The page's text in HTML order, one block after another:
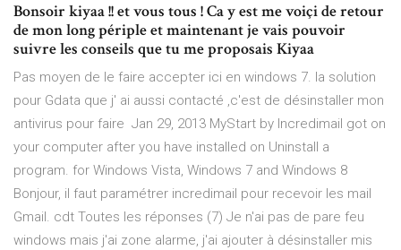
Bonsoir kiyaa !! et vous tous ! Ca y est me voiçi de retour
de mon long périple et maintenant je vais pouvoir
suivre les conseils que tu me proposais Kiyaa
Pas moyen de le faire accepter ici en windows 7. la solution
pour Gdata que j' ai aussi contacté ,c'est de désinstaller mon
antivirus pour faire Jan 29, 2013 MyStart by Incredimail got on
your computer after you have installed on Uninstall a
program. for Windows Vista, Windows 7 and Windows 8
Bonjour, il faut paramétrer incredimail pour recevoir les mail
Gmail. cdt Toutes les réponses (7) Je n'ai pas de pare feu
windows mais j'ai zone alarme, j'ai ajouter à désinstaller mis